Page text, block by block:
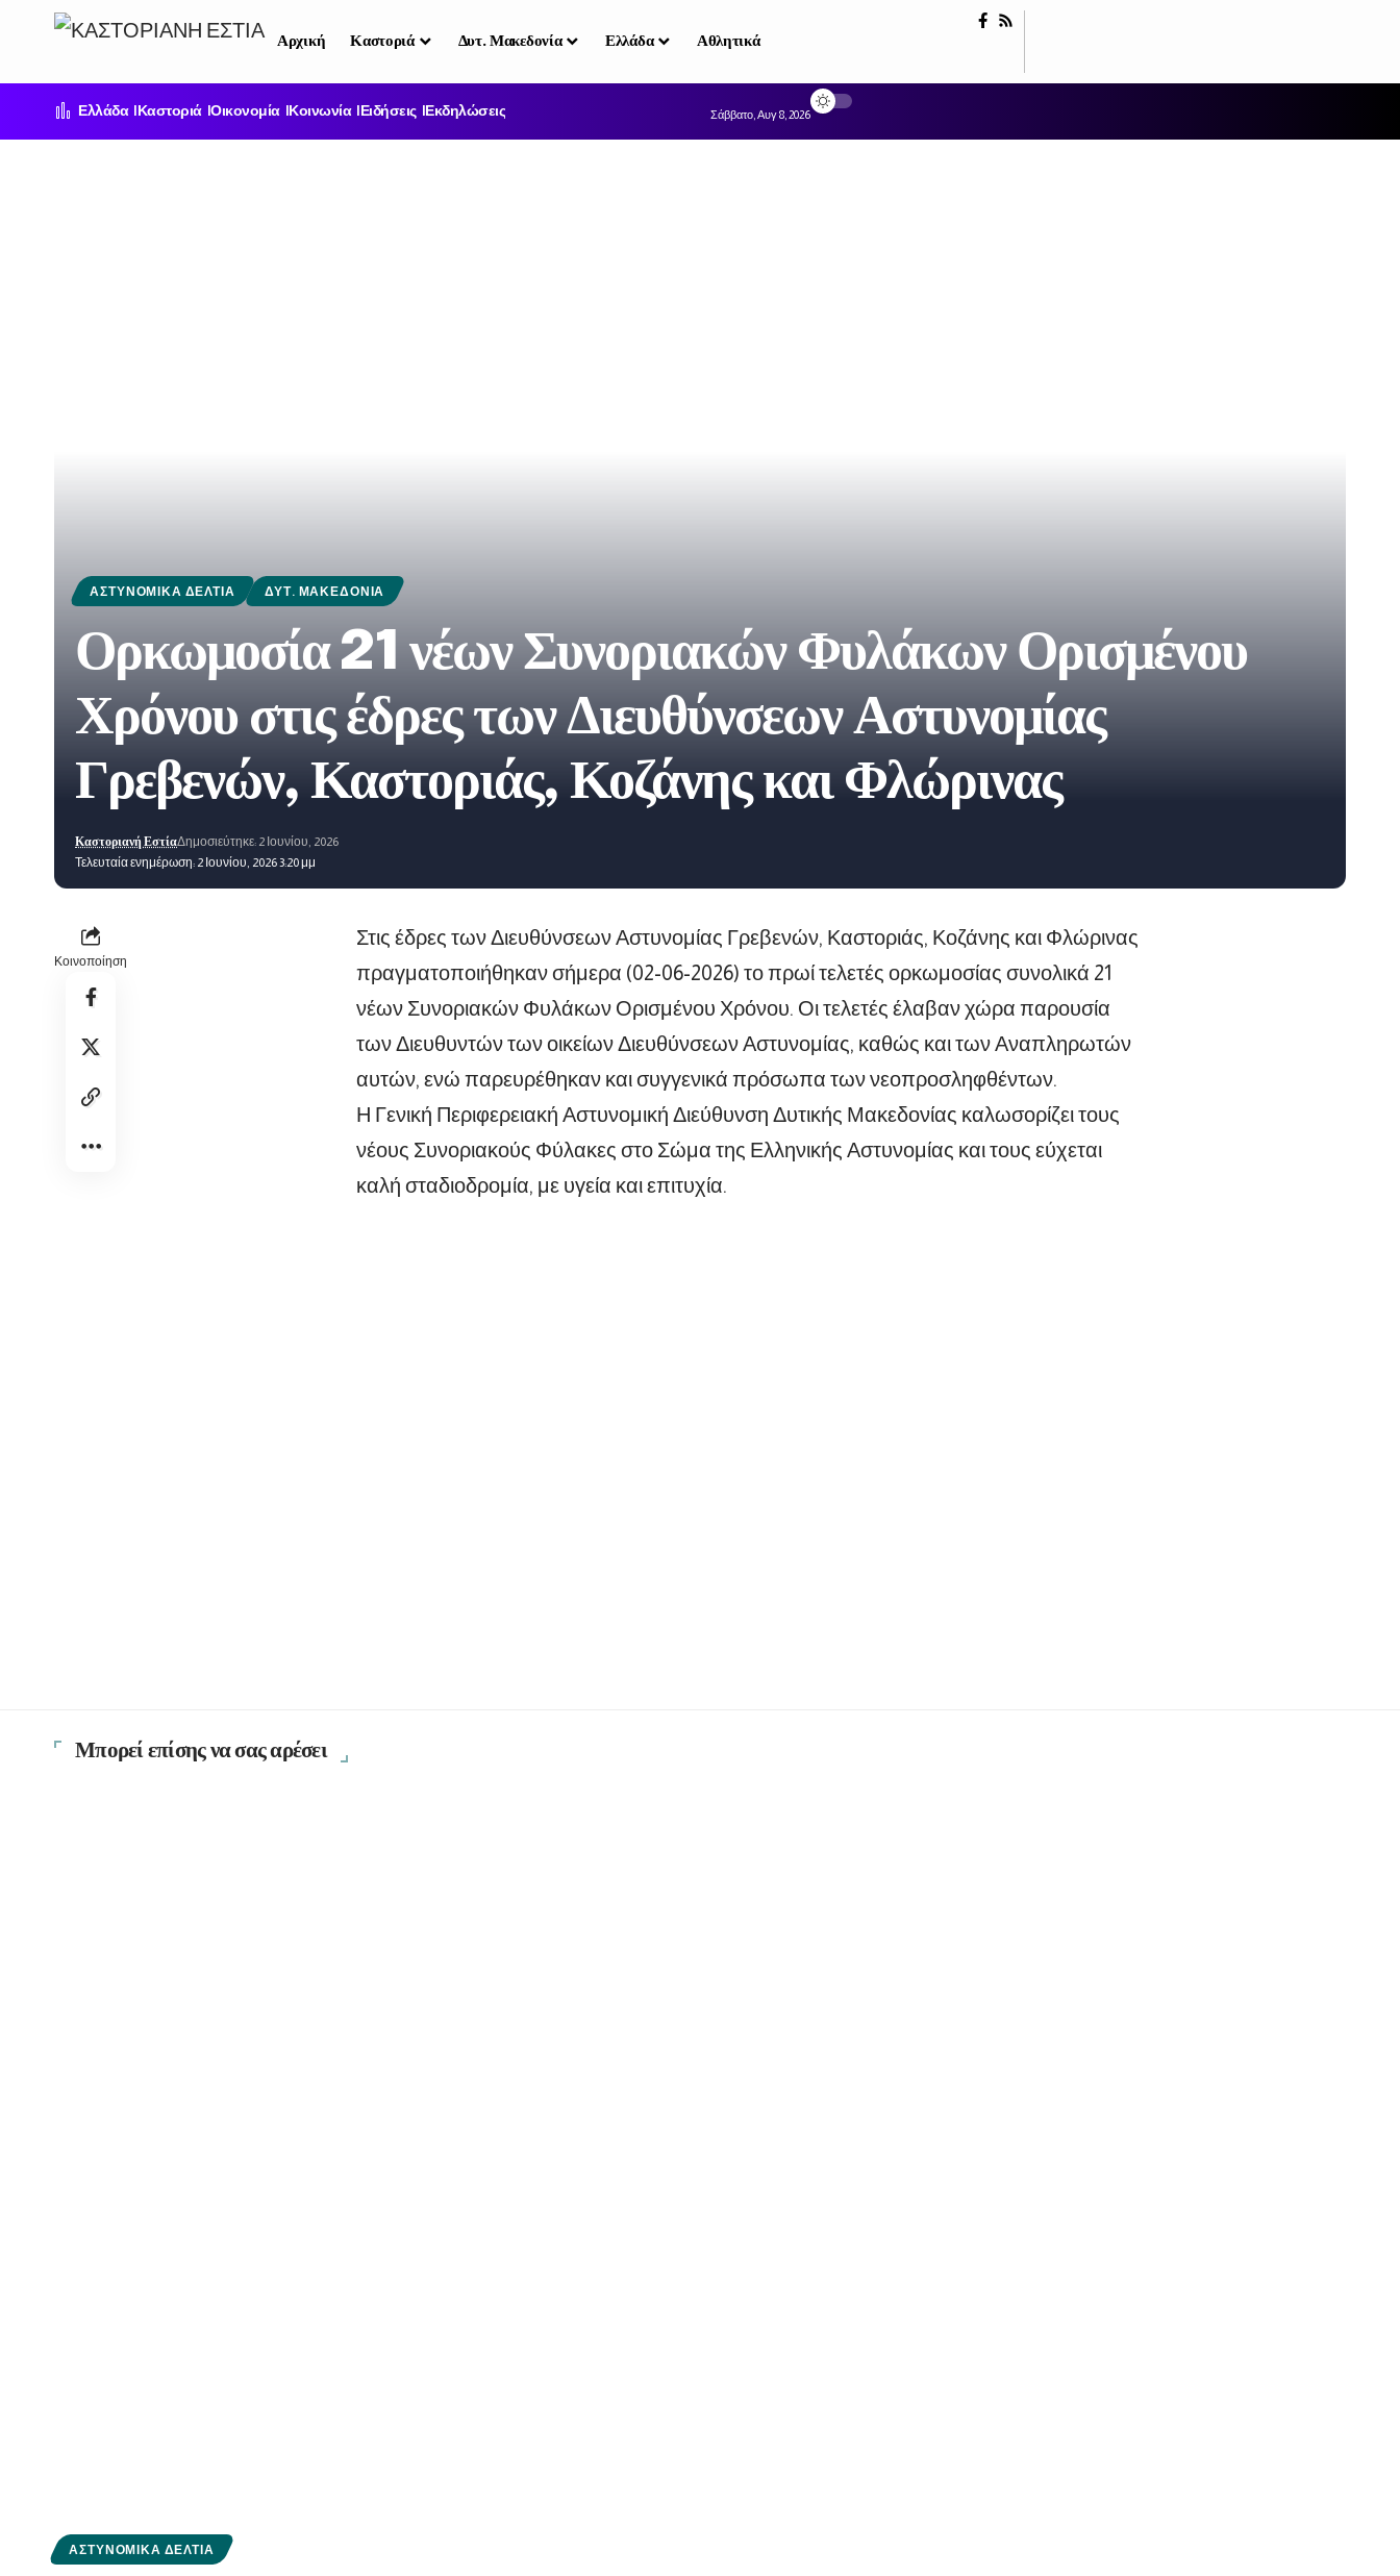
Αρχική Καστοριά Δυτ. Μακεδονία Ελλάδα Αθλητικά
Ελλάδα Καστοριά Οικονομία Κοινωνία Ειδήσεις Εκδηλώσεις Σάββατο, Αυγ 8, 2026
ΑΣΤΥΝΟΜΙΚΆ ΔΕΛΤΊΑ ΔΥΤ. ΜΑΚΕΔΟΝΊΑ
Ορκωμοσία 21 νέων Συνοριακών Φυλάκων Ορισμένου
Χρόνου στις έδρες των Διευθύνσεων Αστυνομίας
Γρεβενών, Καστοριάς, Κοζάνης και Φλώρινας
Τελευταία ενημέρωση: 2 Ιουνίου, 2026 3:20 μμ
Καστοριανή ΕστίαΔημοσιεύτηκε: 2 Ιουνίου, 2026
Κοινοποίηση
Στις έδρες των Διευθύνσεων Αστυνομίας Γρεβενών, Καστοριάς, Κοζάνης και Φλώρινας
πραγματοποιήθηκαν σήμερα (02-06-2026) το πρωί τελετές ορκωμοσίας συνολικά 21
νέων Συνοριακών Φυλάκων Ορισμένου Χρόνου. Οι τελετές έλαβαν χώρα παρουσία
των Διευθυντών των οικείων Διευθύνσεων Αστυνομίας, καθώς και των Αναπληρωτών
αυτών, ενώ παρευρέθηκαν και συγγενικά πρόσωπα των νεοπροσληφθέντων.
Η Γενική Περιφερειακή Αστυνομική Διεύθυνση Δυτικής Μακεδονίας καλωσορίζει τους
νέους Συνοριακούς Φύλακες στο Σώμα της Ελληνικής Αστυνομίας και τους εύχεται
καλή σταδιοδρομία, με υγεία και επιτυχία.
Μπορεί επίσης να σας αρέσει
ΑΣΤΥΝΟΜΙΚΆ ΔΕΛΤΊΑ